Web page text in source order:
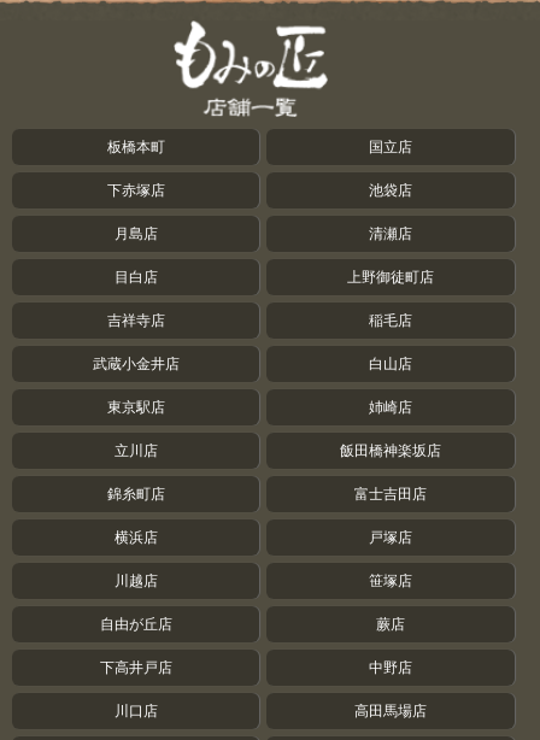
板橋本町 国立店
下赤塚店 池袋店
月島店 清瀬店
目白店 上野御徒町店
吉祥寺店 稲毛店
武蔵小金井店 白山店
東京駅店 姉崎店
立川店 飯田橋神楽坂店
錦糸町店 富士吉田店
横浜店 戸塚店
川越店 笹塚店
自由が丘店 蕨店
下高井戸店 中野店
川口店 高田馬場店